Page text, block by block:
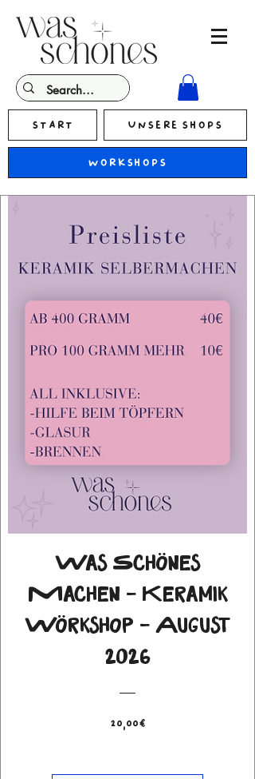
Start Unsere Shops
Workshops
Was Schönes
Machen - Keramik
Wörkshop - August
2026
20,00€Preis